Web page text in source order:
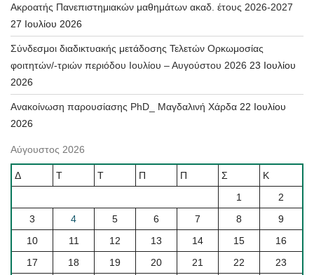
Ακροατής Πανεπιστημιακών μαθημάτων ακαδ. έτους 2026-2027
27 Ιουλίου 2026
Σύνδεσμοι διαδικτυακής μετάδοσης Τελετών Ορκωμοσίας
φοιτητών/-τριών περιόδου Ιουλίου – Αυγούστου 2026 23 Ιουλίου
2026
Ανακοίνωση παρουσίασης PhD_ Μαγδαλινή Χάρδα 22 Ιουλίου
2026
Αύγουστος 2026
Δ Τ Τ Π Π Σ
Κ
1
2
3
4 5 6 7 8
9
10
11 12 13 14 15
16
17
18 19 20 21 22
23